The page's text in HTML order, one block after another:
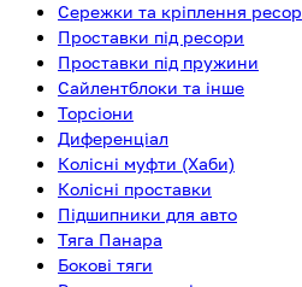
Сережки та кріплення ресор
Проставки під ресори
Проставки під пружини
Сайлентблоки та інше
Торсіони
Диференціал
Колісні муфти (Хаби)
Колісні проставки
Підшипники для авто
Тяга Панара
Бокові тяги